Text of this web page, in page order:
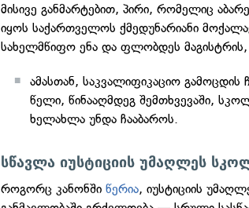
მისივე განმარტებით, პირი, რომელიც
იყოს საქართველოს ქმედუნარიანი
სახელმწიფო ენა და ფლობდეს მაგისტრის,
ამასთან, საკვალიფიკაციო გამოცდის
წელი, წინააღმდეგ შემთხვევაში,
ხელახლა უნდა ჩააბაროს.
სწავლა იუსტიციის უმაღლეს
როგორც კანონშიწერია, იუსტიციის